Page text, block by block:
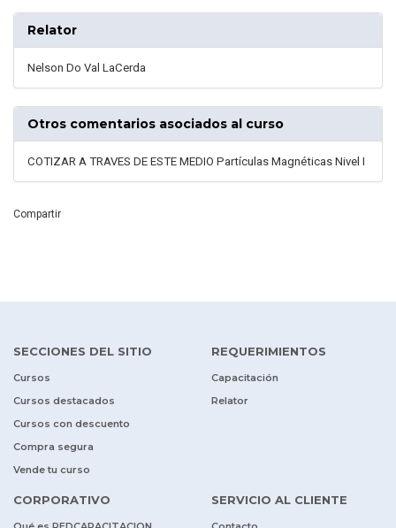
Relator
Nelson Do Val LaCerda
Otros comentarios asociados al curso
COTIZAR A TRAVES DE ESTE MEDIO Partículas Magnéticas Nivel I
Compartir
SECCIONES DEL SITIO
Cursos
Cursos destacados
Cursos con descuento
Compra segura
Vende tu curso
REQUERIMIENTOS
Capacitación
Relator
CORPORATIVO SERVICIO AL CLIENTE